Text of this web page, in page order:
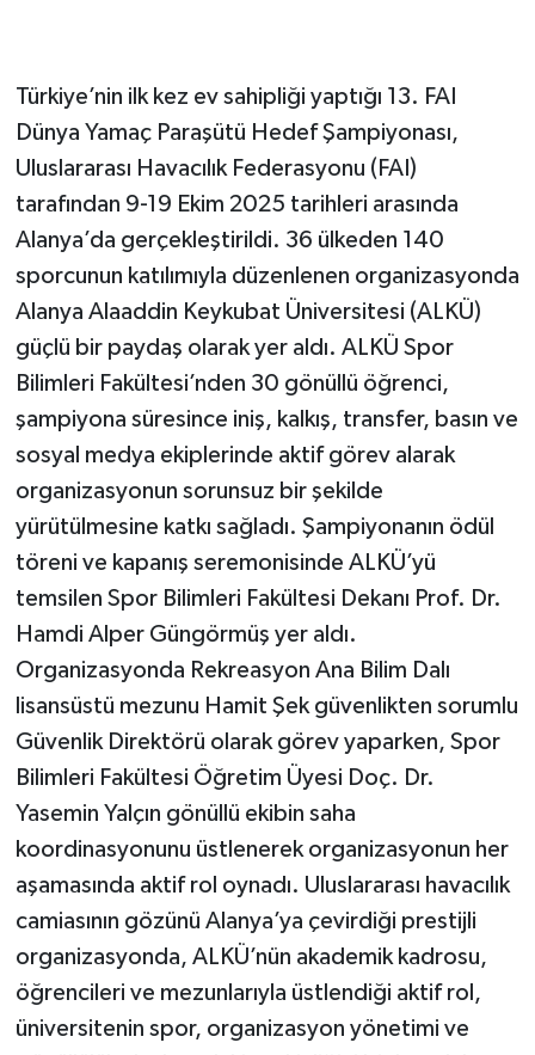
Türkiye’nin ilk kez ev sahipliği yaptığı 13. FAI
Dünya Yamaç Paraşütü Hedef Şampiyonası,
Uluslararası Havacılık Federasyonu (FAI)
tarafından 9-19 Ekim 2025 tarihleri arasında
Alanya’da gerçekleştirildi. 36 ülkeden 140
sporcunun katılımıyla düzenlenen organizasyonda
Alanya Alaaddin Keykubat Üniversitesi (ALKÜ)
güçlü bir paydaş olarak yer aldı. ALKÜ Spor
Bilimleri Fakültesi’nden 30 gönüllü öğrenci,
şampiyona süresince iniş, kalkış, transfer, basın ve
sosyal medya ekiplerinde aktif görev alarak
organizasyonun sorunsuz bir şekilde
yürütülmesine katkı sağladı. Şampiyonanın ödül
töreni ve kapanış seremonisinde ALKÜ’yü
temsilen Spor Bilimleri Fakültesi Dekanı Prof. Dr.
Hamdi Alper Güngörmüş yer aldı.
Organizasyonda Rekreasyon Ana Bilim Dalı
lisansüstü mezunu Hamit Şek güvenlikten sorumlu
Güvenlik Direktörü olarak görev yaparken, Spor
Bilimleri Fakültesi Öğretim Üyesi Doç. Dr.
Yasemin Yalçın gönüllü ekibin saha
koordinasyonunu üstlenerek organizasyonun her
aşamasında aktif rol oynadı. Uluslararası havacılık
camiasının gözünü Alanya’ya çevirdiği prestijli
organizasyonda, ALKÜ’nün akademik kadrosu,
öğrencileri ve mezunlarıyla üstlendiği aktif rol,
üniversitenin spor, organizasyon yönetimi ve